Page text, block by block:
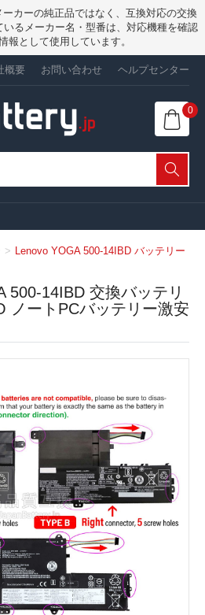
カーの純正品ではなく、互換対応の交換
るメーカー名・型番は、対応機種を確認
報として使用しています。
概要 お問い合わせ ヘルプセンター
0
Lenovo YOGA 500-14IBD バッテリー
500-14IBD 交換バッテリ
ノートPCバッテリー激安